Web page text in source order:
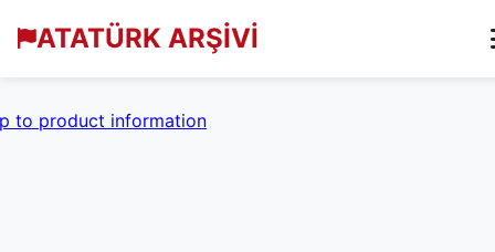
ATATÜRK ARŞİVİ
to product information